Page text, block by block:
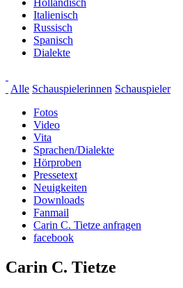
Italienisch
Russisch
Spanisch
Dialekte
Alle Schauspielerinnen Schauspieler
Fotos
Video
Vita
Sprachen/Dialekte
Hörproben
Pressetext
Neuigkeiten
Downloads
Fanmail
Carin C. Tietze anfragen
facebook
Carin C. Tietze